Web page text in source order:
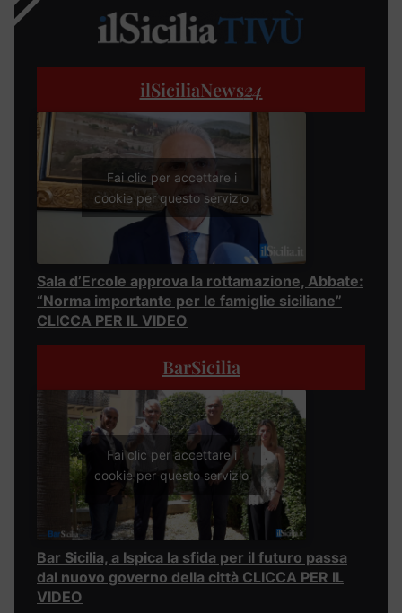
ilSiciliaNews24
Fai clic per accettare i
cookie per questo servizio
Sala d’Ercole approva la rottamazione, Abbate:
“Norma importante per le famiglie siciliane”
CLICCA PER IL VIDEO
BarSicilia
Fai clic per accettare i
cookie per questo servizio
Bar Sicilia, a Ispica la sfida per il futuro passa
dal nuovo governo della città CLICCA PER IL
VIDEO